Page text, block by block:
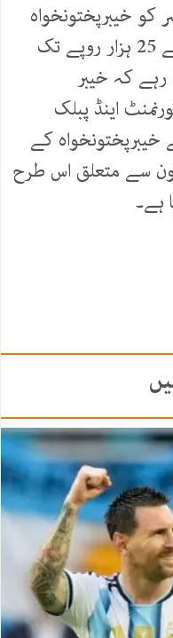
کو خیبرپختونخواہ
انفارمیشن کمیشن کی جانب سے 25 ہزار روپے تک
رہے کہ خیبر
اینڈ پبلک
کے
سے متعلق اس طرح
ہے۔